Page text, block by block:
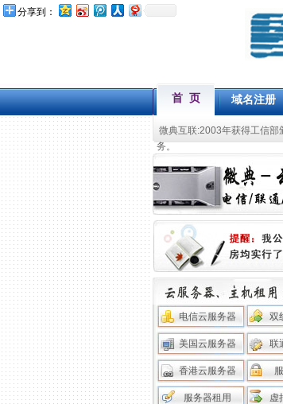
分享到：
首 页 域名注册
微典互联:2003年获得工信
务。
电信云服务器 双
美国云服务器 联
香港云服务器
服务器租用 虚